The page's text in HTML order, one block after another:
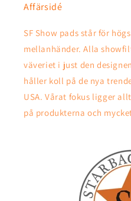
Affärsidé
SF Show pads står för
mellanhänder. Alla
väveriet i just den
håller koll på de nya
USA. Vårat fokus ligger
på produkterna och